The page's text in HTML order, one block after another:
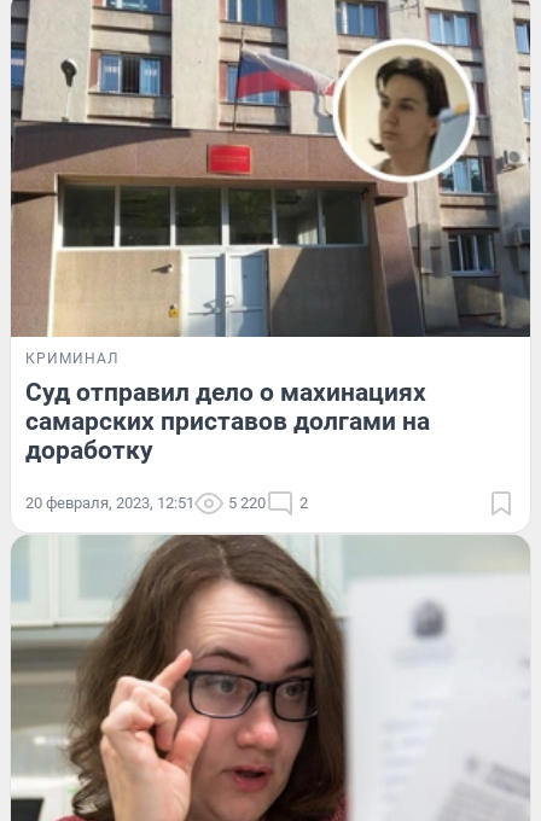
КРИМИНАЛ
Суд отправил дело о махинациях
самарских приставов долгами на
доработку
20 февраля, 2023, 12:51 5 220 2